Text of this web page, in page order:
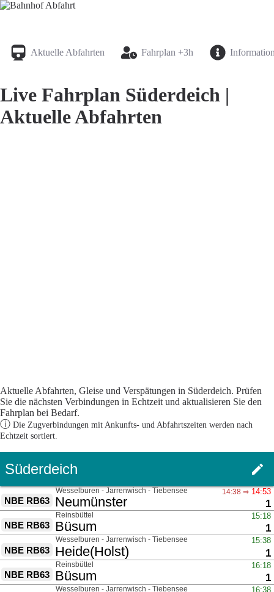
Aktuelle Abfahrten Fahrplan +3h
Live Fahrplan Süderdeich |
Aktuelle Abfahrten
Aktuelle Abfahrten, Gleise und Verspätungen in Süderdeich. Prüfen
Sie die nächsten Verbindungen in Echtzeit und aktualisieren Sie den
Fahrplan bei Bedarf.
ⓘ Die Zugverbindungen mit Ankunfts- und Abfahrtszeiten werden nach
Echtzeit sortiert.